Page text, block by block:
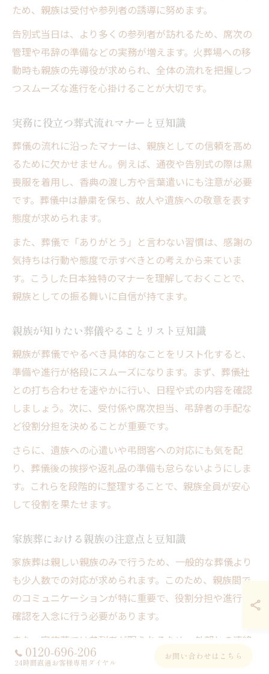
ため、親族は受付や参列者の誘導に努めます。
告別式当日は、より多くの参列者が訪れるため、席次の
管理や弔辞の準備などの実務が増えます。火葬場への移
動時も親族の先導役が求められ、全体の流れを把握しつ
つスムーズな進行を心掛けることが大切です。
実務に役立つ葬式流れマナーと豆知識
葬儀の流れに沿ったマナーは、親族としての信頼を高め
るために欠かせません。例えば、通夜や告別式の際は黒
喪服を着用し、香典の渡し方や言葉遣いにも注意が必要
です。葬儀中は静粛を保ち、故人や遺族への敬意を表す
態度が求められます。
また、葬儀で「ありがとう」と言わない習慣は、感謝の
気持ちは行動や態度で示すべきとの考えから来ていま
す。こうした日本独特のマナーを理解しておくことで、
親族としての振る舞いに自信が持てます。
親族が知りたい葬儀やることリスト豆知識
親族が葬儀でやるべき具体的なことをリスト化すると、
準備や進行が格段にスムーズになります。まず、葬儀社
との打ち合わせを速やかに行い、日程や式の内容を確認
しましょう。次に、受付係や席次担当、弔辞者の手配な
ど役割分担を決めることが重要です。
さらに、遺族への心遣いや弔問客への対応にも気を配
り、葬儀後の挨拶や返礼品の準備も怠らないようにしま
す。これらを段階的に整理することで、親族全員が安心
して役割を果たせます。
家族葬における親族の注意点と豆知識
家族葬は親しい親族のみで行うため、一般的な葬儀より
も少人数での対応が求められます。このため、親族間で
のコミュニケーションが特に重要で、役割分担や進行の
確認を入念に行う必要があります。
また、家族葬では参列者が限られるため、外部との連絡
調整や案内状の作成なども親族が主体的に担うことが多
0120-696-206
24時間直通お客様専用ダイヤル
お問い合わせはこちら